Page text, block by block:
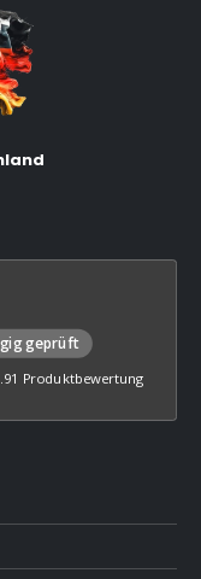
geprüft
Produktbewertung